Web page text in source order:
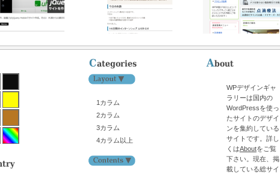
1カラム
2カラム
3カラム
4カラム以上
WPデザインギャ
ラリーは国内の
WordPressを使っ
たサイトのデザイ
ンを集約している
サイトです。詳し
くはAboutをご覧
下さい。現在、掲
載している総サイ